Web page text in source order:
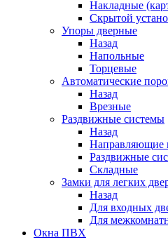
Накладные
Скрытой
Упоры дверные
Назад
Напольные
Торцевые
Автоматические
Назад
Врезные
Раздвижные системы
Назад
Направляющие
Раздвижные
Складные
Замки для легких
Назад
Для входных
Для
Окна ПВХ